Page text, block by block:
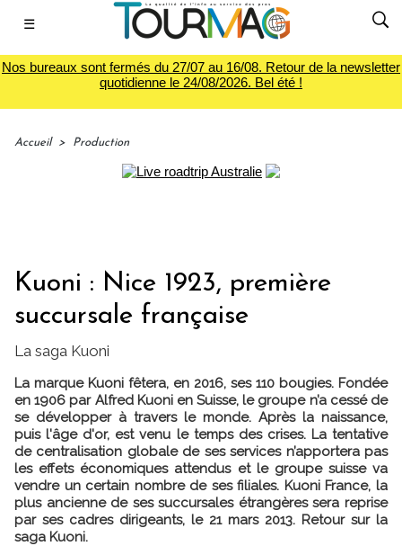
☰
Nos bureaux sont fermés du 27/07 au 16/08. Retour de la newsletter
quotidienne le 24/08/2026. Bel été !
Accueil > Production
Kuoni : Nice 1923, première
succursale française
La saga Kuoni
La marque Kuoni fêtera, en 2016, ses 110 bougies. Fondée
en 1906 par Alfred Kuoni en Suisse, le groupe n’a cessé de
se développer à travers le monde. Après la naissance,
puis l'âge d'or, est venu le temps des crises. La tentative
de centralisation globale de ses services n’apportera pas
les effets économiques attendus et le groupe suisse va
vendre un certain nombre de ses filiales. Kuoni France, la
plus ancienne de ses succursales étrangères sera reprise
par ses cadres dirigeants, le 21 mars 2013. Retour sur la
saga Kuoni.